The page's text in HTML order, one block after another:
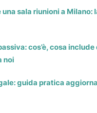
sala riunioni a Milano:
cos’è, cosa include
noi
guida pratica